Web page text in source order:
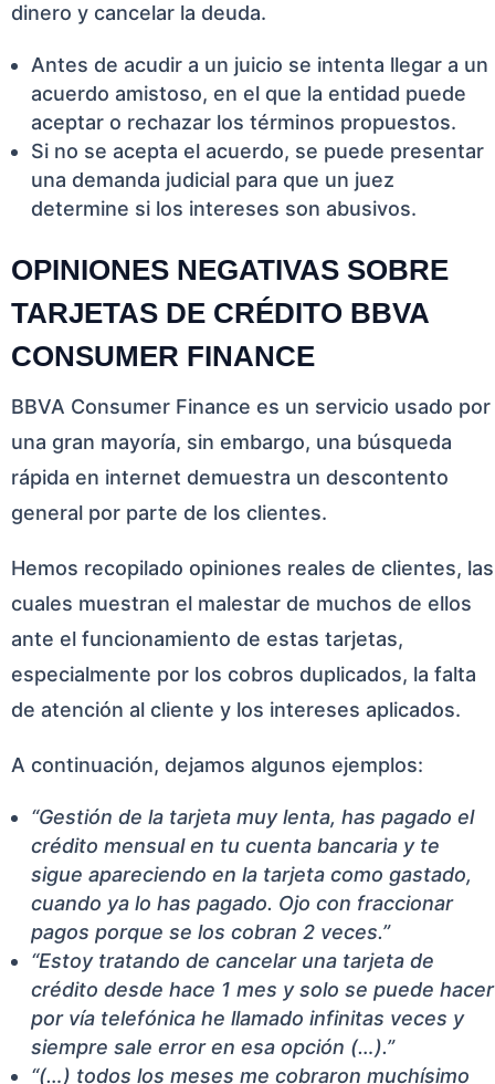
dinero y cancelar la deuda.
Antes de acudir a un juicio se intenta llegar a un
acuerdo amistoso, en el que la entidad puede
aceptar o rechazar los términos propuestos.
Si no se acepta el acuerdo, se puede presentar
una demanda judicial para que un juez
determine si los intereses son abusivos.
OPINIONES NEGATIVAS SOBRE
TARJETAS DE CRÉDITO BBVA
CONSUMER FINANCE
BBVA Consumer Finance es un servicio usado por
una gran mayoría, sin embargo, una búsqueda
rápida en internet demuestra un descontento
general por parte de los clientes.
Hemos recopilado opiniones reales de clientes, las
cuales muestran el malestar de muchos de ellos
ante el funcionamiento de estas tarjetas,
especialmente por los cobros duplicados, la falta
de atención al cliente y los intereses aplicados.
A continuación, dejamos algunos ejemplos:
“Gestión de la tarjeta muy lenta, has pagado el
crédito mensual en tu cuenta bancaria y te
sigue apareciendo en la tarjeta como gastado,
cuando ya lo has pagado. Ojo con fraccionar
pagos porque se los cobran 2 veces.”
“Estoy tratando de cancelar una tarjeta de
crédito desde hace 1 mes y solo se puede hacer
por vía telefónica he llamado infinitas veces y
siempre sale error en esa opción (…).”
“(…) todos los meses me cobraron muchísimo